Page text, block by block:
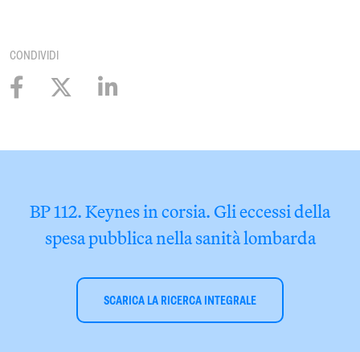
CONDIVIDI
BP 112. Keynes in corsia. Gli eccessi della
spesa pubblica nella sanità lombarda
SCARICA LA RICERCA INTEGRALE